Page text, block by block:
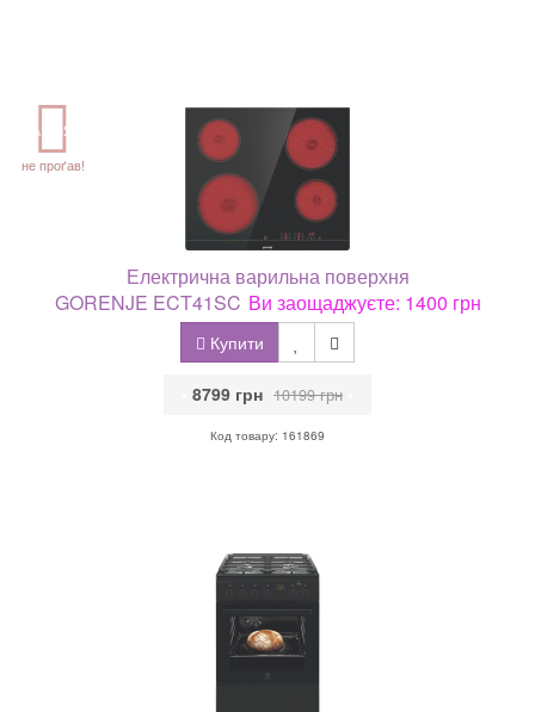
АКЦІЯ
не проґав!
Електрична варильна поверхня
GORENJE ECT41SC Ви заощаджуєте: 1400 грн
Купити
8799 грн 10199 грн
Код товару: 161869